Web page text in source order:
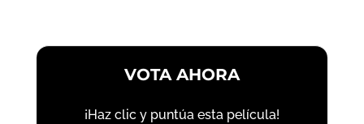
VOTA AHORA
¡Haz clic y puntúa esta película!